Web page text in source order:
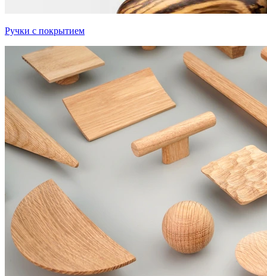
Ручки с покрытием